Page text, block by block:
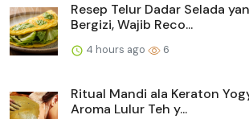
Resep Telur Dadar Selada
Bergizi, Wajib Reco...
4 hours ago 6
Ritual Mandi ala Keraton
Aroma Lulur Teh y...